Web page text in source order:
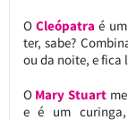
OCleópatra é
ter, sabe?
ou da noite, e
O Mary Stuartme
e é um curinga,